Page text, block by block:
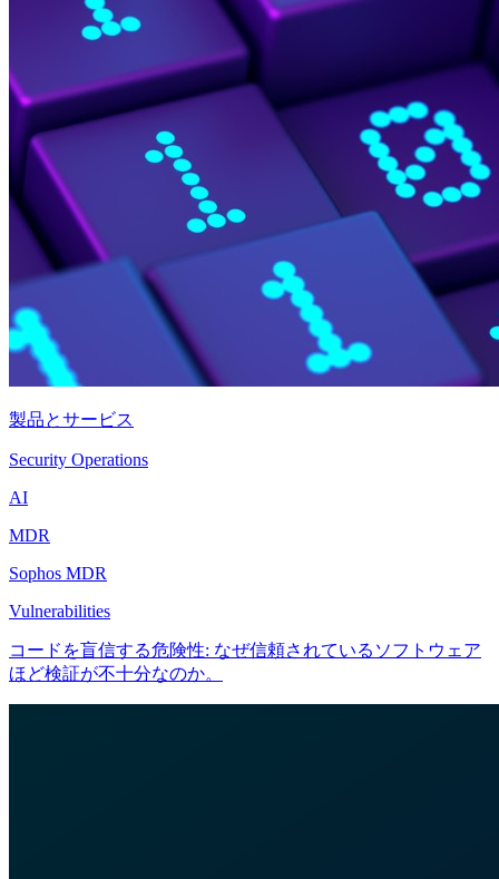
製品とサービス
Security Operations
AI
MDR
Sophos MDR
Vulnerabilities
コードを盲信する危険性: なぜ信頼されているソフトウェア
ほど検証が不十分なのか。